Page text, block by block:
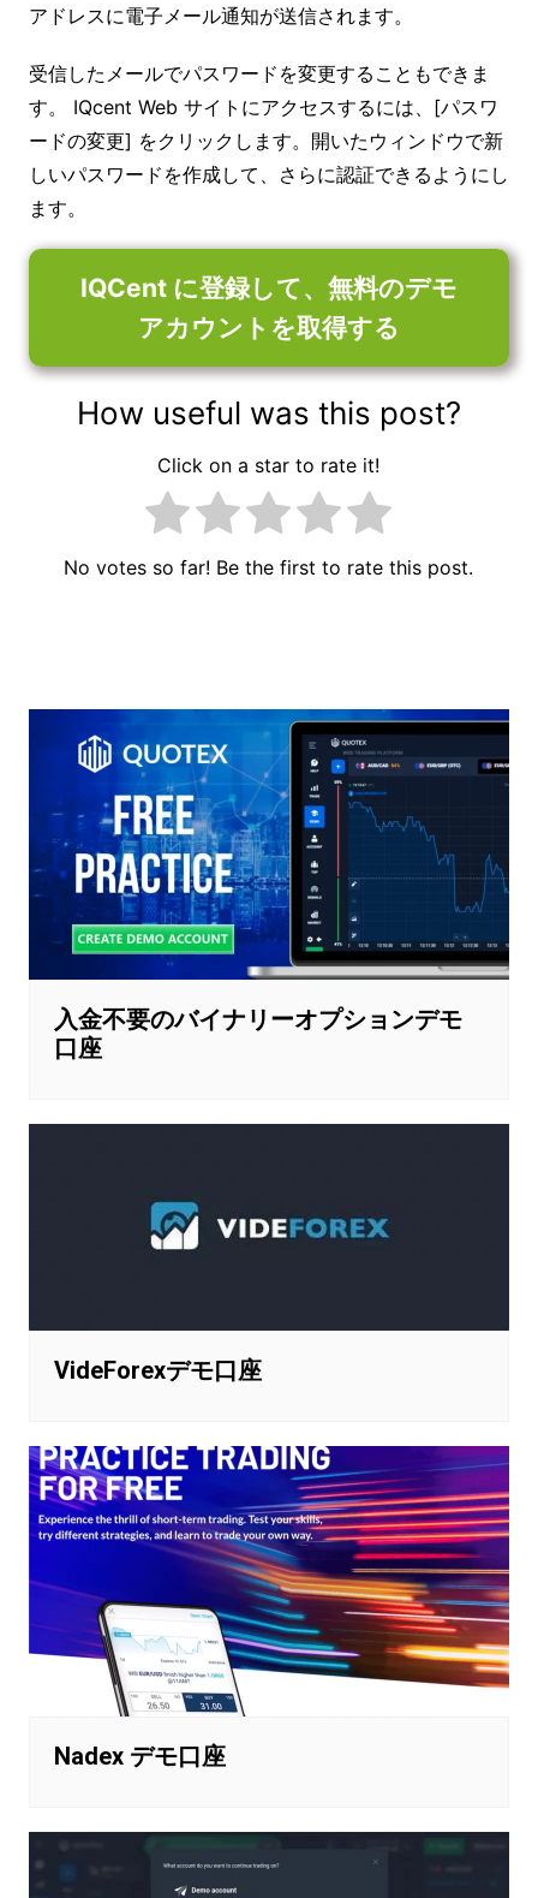
アドレスに電子メール通知が送信されます。
受信したメールでパスワードを変更することもできま
す。 IQcent Web サイトにアクセスするには、[パスワ
ードの変更] をクリックします。開いたウィンドウで新
しいパスワードを作成して、さらに認証できるようにし
ます。
IQCent に登録して、無料のデモ
アカウントを取得する
How useful was this post?
Click on a star to rate it!
No votes so far! Be the first to rate this post.
ナ
ー
シ
ョ
入金不要のバイナリーオプションデモ
口座
VideForexデモ口座
Nadex デモ口座